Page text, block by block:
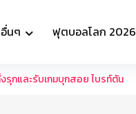
นๆ ฟุตบอลโลก 2026
งรุกและรับเกมบุกสอย ไบรท์ตัน